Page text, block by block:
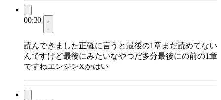
00:30
読んできました正確に言うと最後の1章まだ読めてない
んですけど最後にみたいなやつだ多分最後にの前の1章
ですねエンジンXかはい